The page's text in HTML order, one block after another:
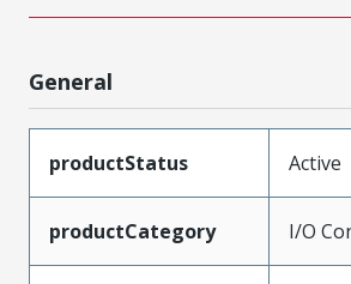
General
productStatus Active
productCategory I/O